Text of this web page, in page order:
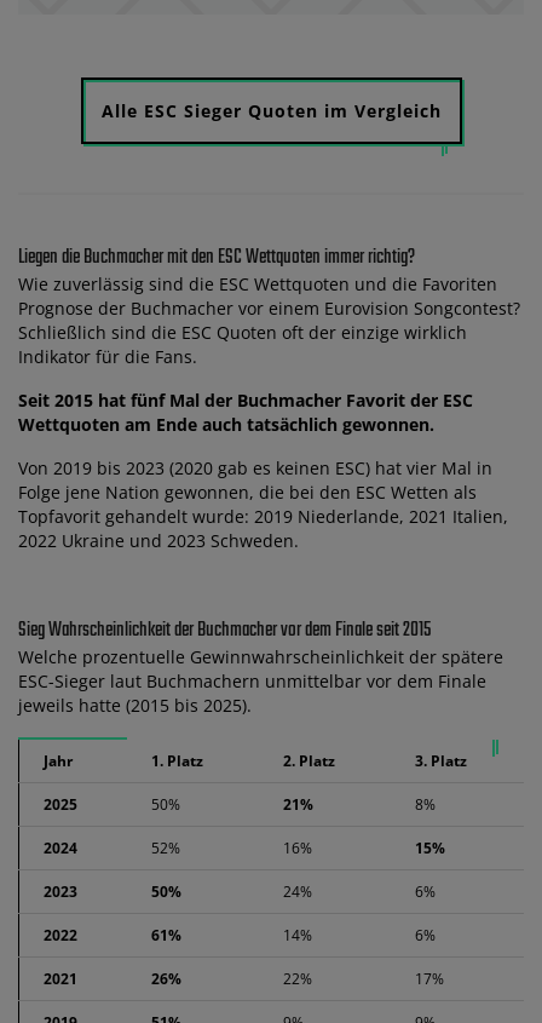
Alle ESC Sieger Quoten im Vergleich
Liegen die Buchmacher mit den ESC Wettquoten immer richtig?
Wie zuverlässig sind die ESC Wettquoten und die Favoriten
Prognose der Buchmacher vor einem Eurovision Songcontest?
Schließlich sind die ESC Quoten oft der einzige wirklich
Indikator für die Fans.
Seit 2015 hat fünf Mal der Buchmacher Favorit der ESC
Wettquoten am Ende auch tatsächlich gewonnen.
Von 2019 bis 2023 (2020 gab es keinen ESC) hat vier Mal in
Folge jene Nation gewonnen, die bei den ESC Wetten als
Topfavorit gehandelt wurde: 2019 Niederlande, 2021 Italien,
2022 Ukraine und 2023 Schweden.
Sieg Wahrscheinlichkeit der Buchmacher vor dem Finale seit 2015
Welche prozentuelle Gewinnwahrscheinlichkeit der spätere
ESC-Sieger laut Buchmachern unmittelbar vor dem Finale
jeweils hatte (2015 bis 2025).
Jahr 1. Platz 2. Platz 3. Platz
2025 50% 21% 8%
2024 52% 16% 15%
2023 50% 24% 6%
2022 61% 14% 6%
2021 26% 22% 17%